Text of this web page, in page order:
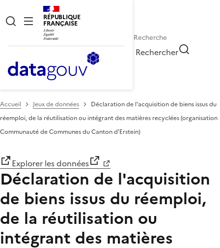
RÉPUBLIQUE
FRANÇAISE
Rechercher
Accueil Jeux de données
Déclaration de l'acquisition de biens issus du
réemploi, de la réutilisation ou intégrant des matières recyclées (organisation
Communauté de Communes du Canton d'Erstein)
Explorer les données
Déclaration de l'acquisition
de biens issus du réemploi,
de la réutilisation ou
intégrant des matières